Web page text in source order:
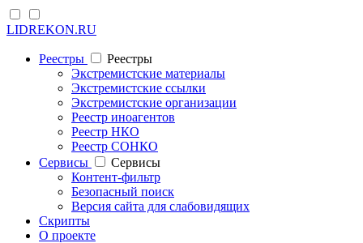
LIDREKON.RU
Реестры
Реестры
Экстремистские материалы
Экстремистские ссылки
Экстремистские организации
Реестр иноагентов
Реестр НКО
Реестр СОНКО
Cервисы
Cервисы
Контент-фильтр
Безопасный поиск
Версия сайта для слабовидящих
Скрипты
О проекте